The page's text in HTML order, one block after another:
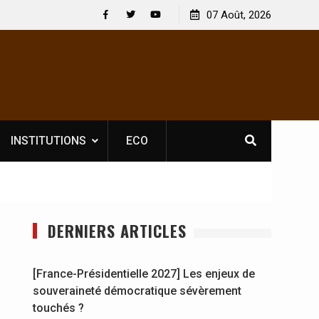
licence obligatoire pour les spectacles : En
l’opérateur culturel Soldat Jahboy se
[France-
souveraineté
07 Août, 2026
INSTITUTIONS ECO
DERNIERS ARTICLES
[France-Présidentielle 2027] Les enjeux de
souveraineté démocratique sévèrement
touchés ?